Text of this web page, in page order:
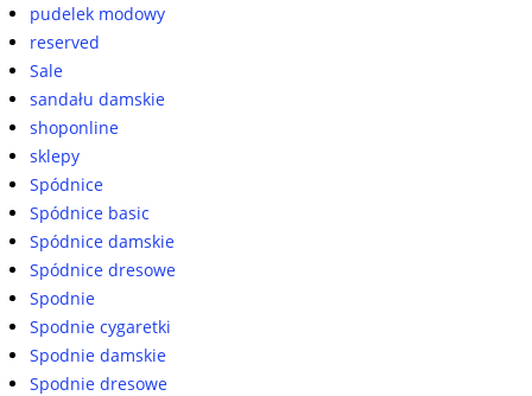
pudelek modowy
reserved
Sale
sandału damskie
shoponline
sklepy
Spódnice
Spódnice basic
Spódnice damskie
Spódnice dresowe
Spodnie
Spodnie cygaretki
Spodnie damskie
Spodnie dresowe